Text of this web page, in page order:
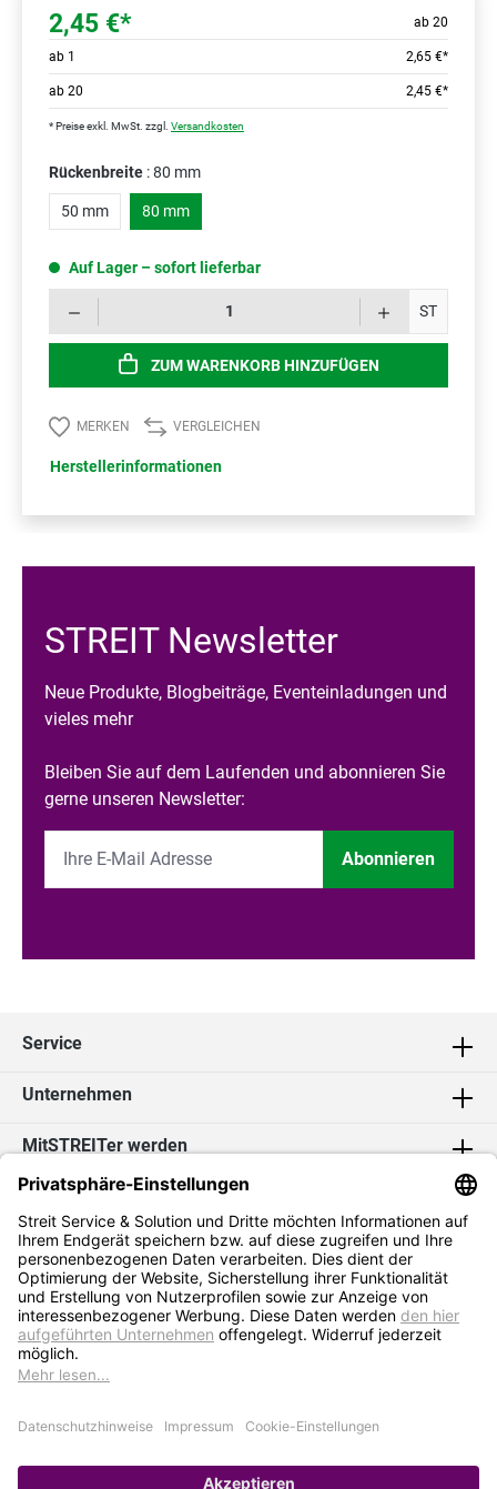
2,45 €* ab 20
ab 1 2,65 €*
ab 20 2,45 €*
* Preise exkl. MwSt. zzgl. Versandkosten
Rückenbreite : 80 mm
50 mm 80 mm
Auf Lager – sofort lieferbar
ST
ZUM WARENKORB HINZUFÜGEN
MERKEN VERGLEICHEN
Herstellerinformationen
STREIT Newsletter
Neue Produkte, Blogbeiträge, Eventeinladungen und
vieles mehr
Bleiben Sie auf dem Laufenden und abonnieren Sie
gerne unseren Newsletter:
Abonnieren
Service
Unternehmen
MitSTREITer werden
Kontakt
Social Media
* Alle Preise exkl. MwSt. zzgl.Versandkosten
Impressum